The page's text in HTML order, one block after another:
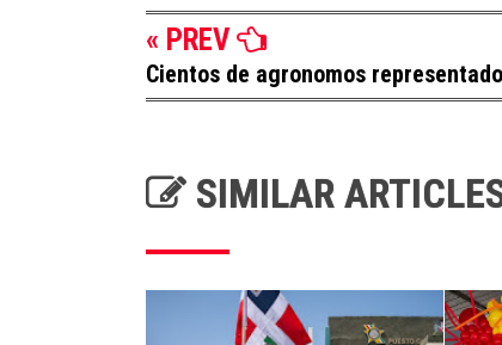
« PREV
Cientos de agronomos
SIMILAR